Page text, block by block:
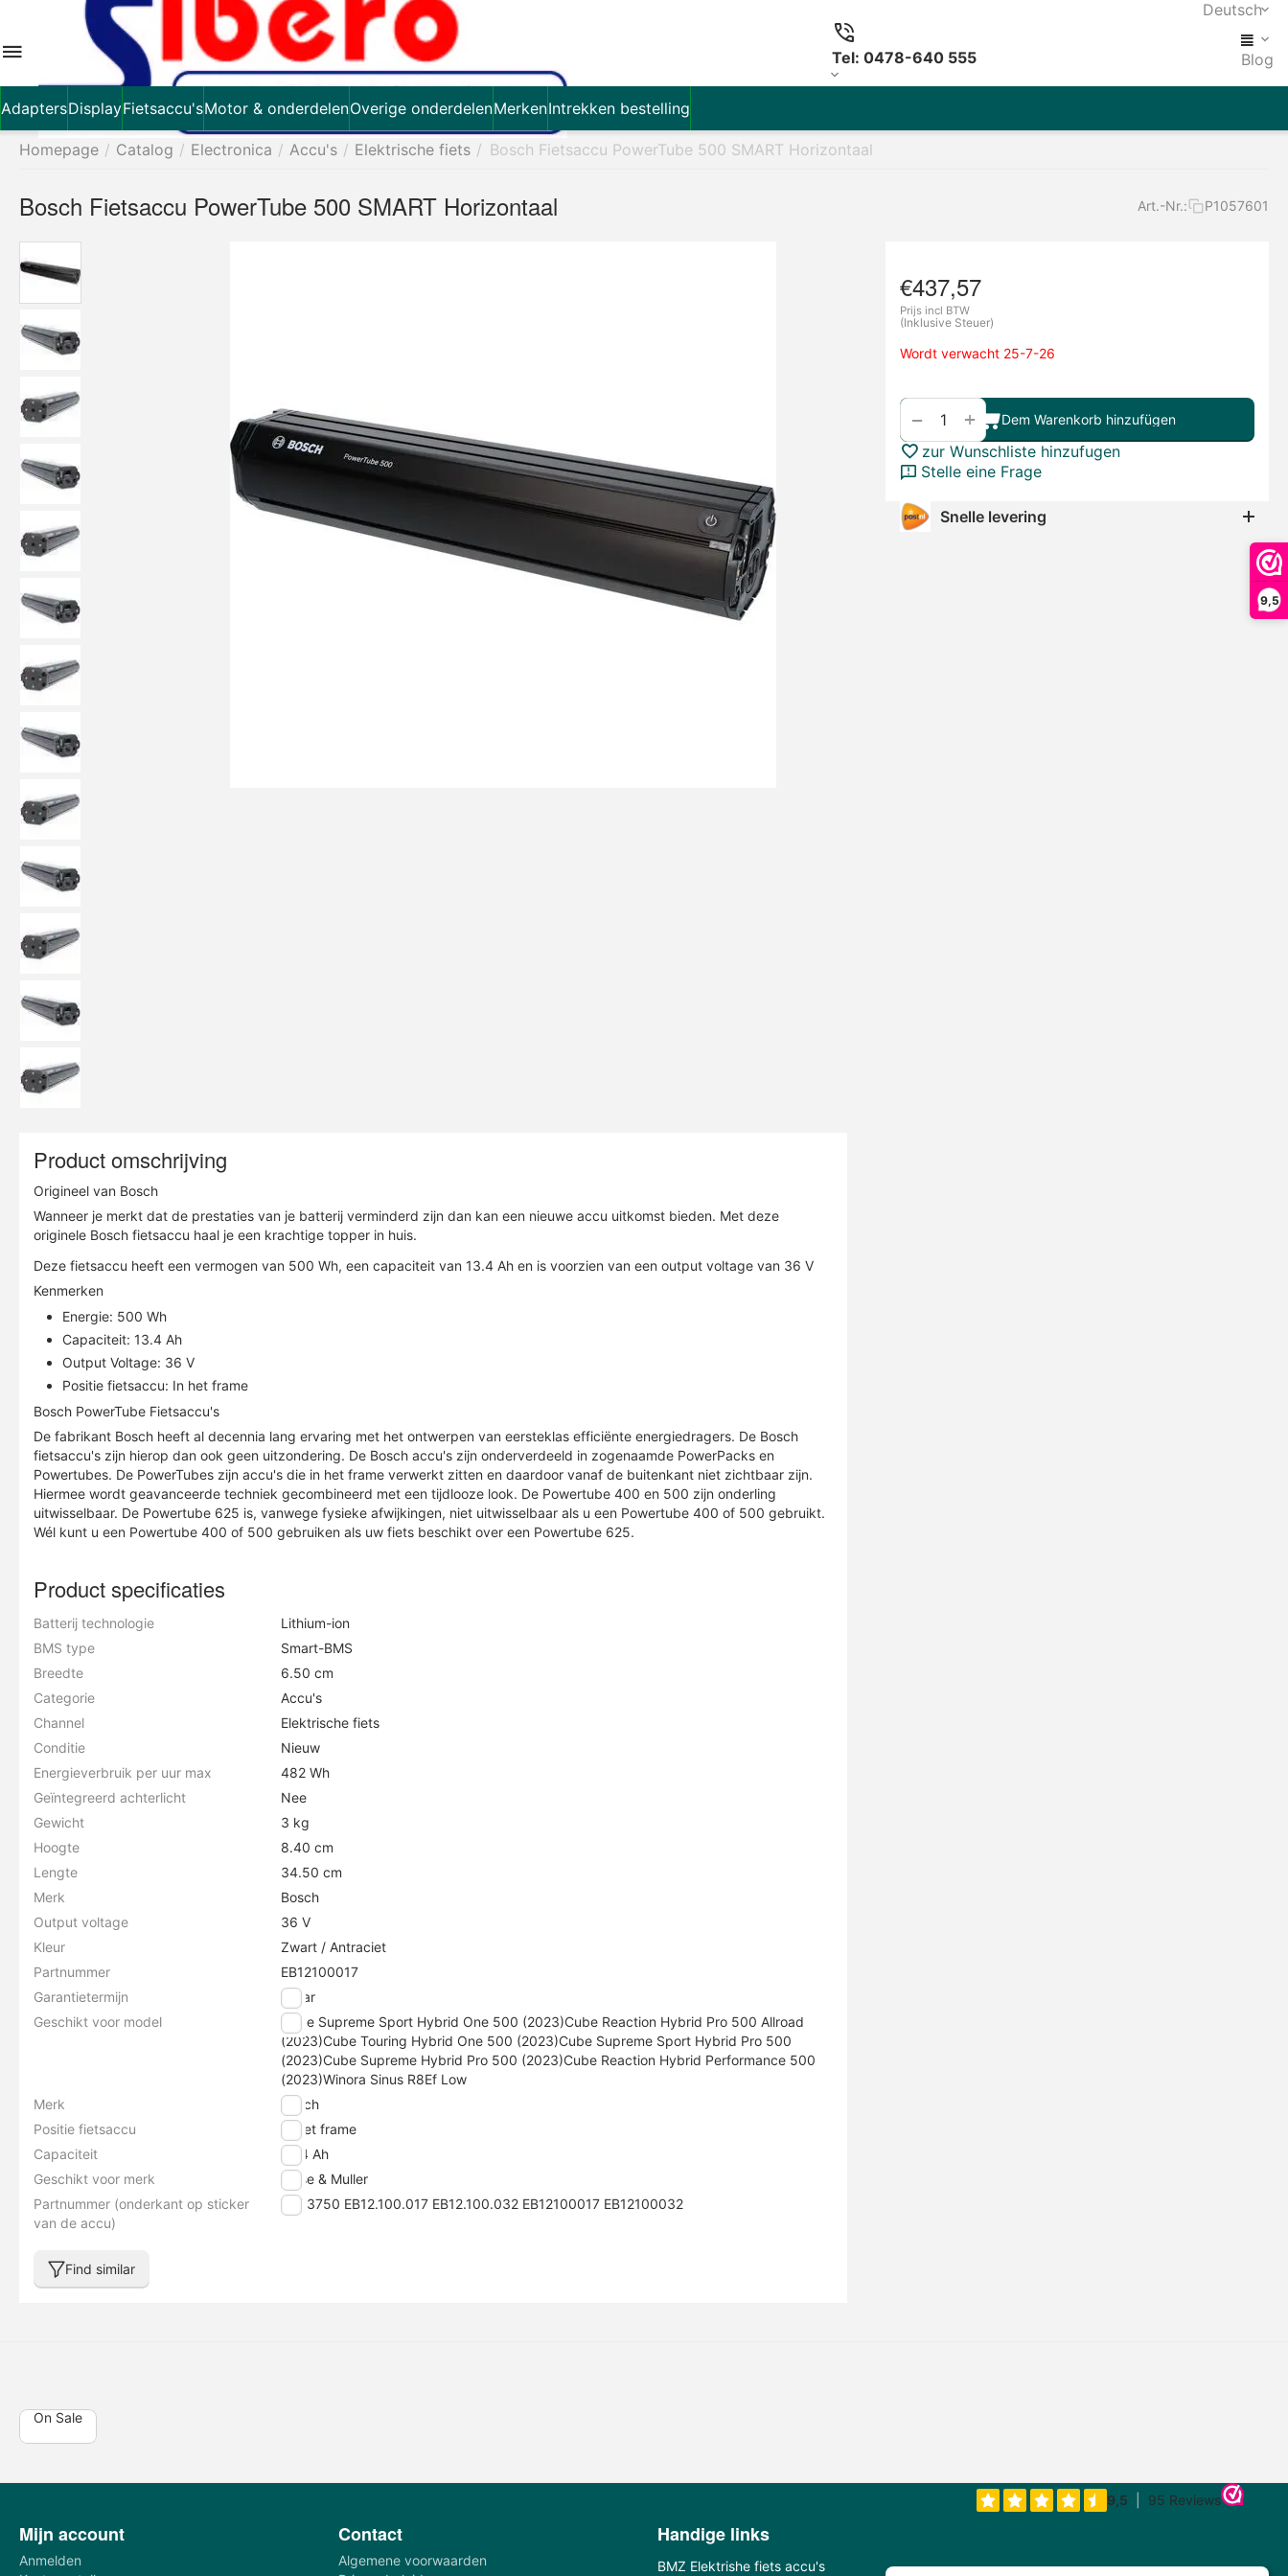
9,5
Deutsch
Tel: 0478-640 555 Blog
AdaptersDisplayFietsaccu'sMotor & onderdelenOverige onderdelenMerkenIntrekken bestelling
Homepage / Catalog / Electronica / Accu's / Elektrische fiets / Bosch Fietsaccu PowerTube 500 SMART Horizontaal
Bosch Fietsaccu PowerTube 500 SMART Horizontaal Art.-Nr.: P1057601
€437,57
Prijs incl BTW
(Inklusive Steuer)
Wordt verwacht 25-7-26
+
− Dem Warenkorb hinzufügen
zur Wunschliste hinzufugen
Stelle eine Frage
Snelle levering
Product omschrijving
Origineel van Bosch
Wanneer je merkt dat de prestaties van je batterij verminderd zijn dan kan een nieuwe accu uitkomst bieden. Met deze
originele Bosch fietsaccu haal je een krachtige topper in huis.
Deze fietsaccu heeft een vermogen van 500 Wh, een capaciteit van 13.4 Ah en is voorzien van een output voltage van 36 V
Kenmerken
Energie: 500 Wh
Capaciteit: 13.4 Ah
Output Voltage: 36 V
Positie fietsaccu: In het frame
Bosch PowerTube Fietsaccu's
De fabrikant Bosch heeft al decennia lang ervaring met het ontwerpen van eersteklas efficiënte energiedragers. De Bosch
fietsaccu's zijn hierop dan ook geen uitzondering. De Bosch accu's zijn onderverdeeld in zogenaamde PowerPacks en
Powertubes. De PowerTubes zijn accu's die in het frame verwerkt zitten en daardoor vanaf de buitenkant niet zichtbaar zijn.
Hiermee wordt geavanceerde techniek gecombineerd met een tijdlooze look. De Powertube 400 en 500 zijn onderling
uitwisselbaar. De Powertube 625 is, vanwege fysieke afwijkingen, niet uitwisselbaar als u een Powertube 400 of 500 gebruikt.
Wél kunt u een Powertube 400 of 500 gebruiken als uw fiets beschikt over een Powertube 625.
Product specificaties
Batterij technologie
Lithium-ion
BMS type
Smart-BMS
Breedte
6.50 cm
Categorie
Accu's
Channel
Elektrische fiets
Conditie
Nieuw
Energieverbruik per uur max
482 Wh
Geïntegreerd achterlicht
Nee
Gewicht
3 kg
Hoogte
8.40 cm
Lengte
34.50 cm
Merk
Bosch
Output voltage
36 V
Kleur
Zwart / Antraciet
Partnummer
EB12100017
Garantietermijn
2 jaar
Geschikt voor model
Cube Supreme Sport Hybrid One 500 (2023)Cube Reaction Hybrid Pro 500 Allroad
(2023)Cube Touring Hybrid One 500 (2023)Cube Supreme Sport Hybrid Pro 500
(2023)Cube Supreme Hybrid Pro 500 (2023)Cube Reaction Hybrid Performance 500
(2023)Winora Sinus R8Ef Low
Merk
Bosch
Positie fietsaccu
In het frame
Capaciteit
13.4 Ah
Geschikt voor merk
Riese & Muller
Partnummer (onderkant op sticker
van de accu)
BBP3750 EB12.100.017 EB12.100.032 EB12100017 EB12100032
Find similar
On Sale
Mijn account
Anmelden
Contact
Algemene voorwaarden
Handige links
BMZ Elektrishe fiets accu's